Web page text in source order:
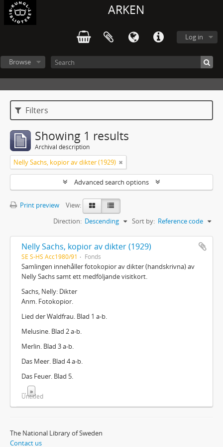
ARKEN
Log in
Browse
Filters
Showing 1 results
Archival description
Nelly Sachs, kopior av dikter (1929)
Advanced search options
Print preview
View:
Sort by: Reference code
Direction: Descending
Nelly Sachs, kopior av dikter (1929)
SE S-HS Acc1980/91 Fonds
Samlingen innehåller fotokopior av dikter (handskrivna) av
Nelly Sachs samt ett medföljande visitkort.
Sachs, Nelly: Dikter
Anm. Fotokopior.
Lied der Waldfrau. Blad 1 a-b.
Melusine. Blad 2 a-b.
Merlin. Blad 3 a-b.
Das Meer. Blad 4 a-b.
Das Feuer. Blad 5.
»
Untitled
The National Library of Sweden
Contact us